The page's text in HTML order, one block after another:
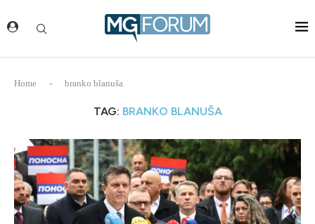
Home - branko blanuša
TAG: BRANKO BLANUŠA